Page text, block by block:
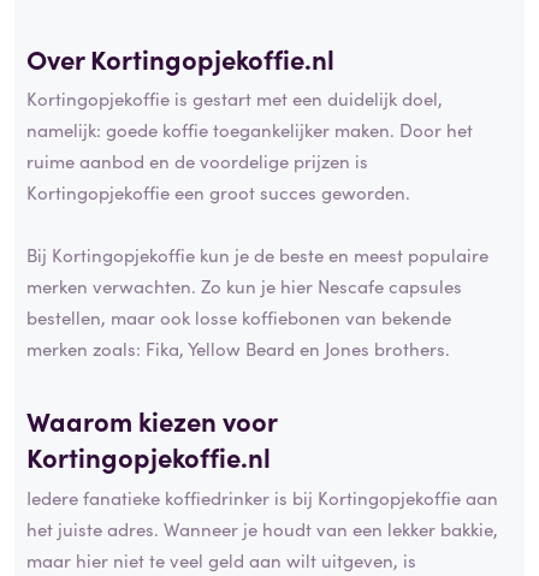
Over Kortingopjekoffie.nl
Kortingopjekoffie is gestart met een duidelijk doel,
namelijk: goede koffie toegankelijker maken. Door het
ruime aanbod en de voordelige prijzen is
Kortingopjekoffie een groot succes geworden.
Bij Kortingopjekoffie kun je de beste en meest populaire
merken verwachten. Zo kun je hier Nescafe capsules
bestellen, maar ook losse koffiebonen van bekende
merken zoals: Fika, Yellow Beard en Jones brothers.
Waarom kiezen voor
Kortingopjekoffie.nl
Iedere fanatieke koffiedrinker is bij Kortingopjekoffie aan
het juiste adres. Wanneer je houdt van een lekker bakkie,
maar hier niet te veel geld aan wilt uitgeven, is